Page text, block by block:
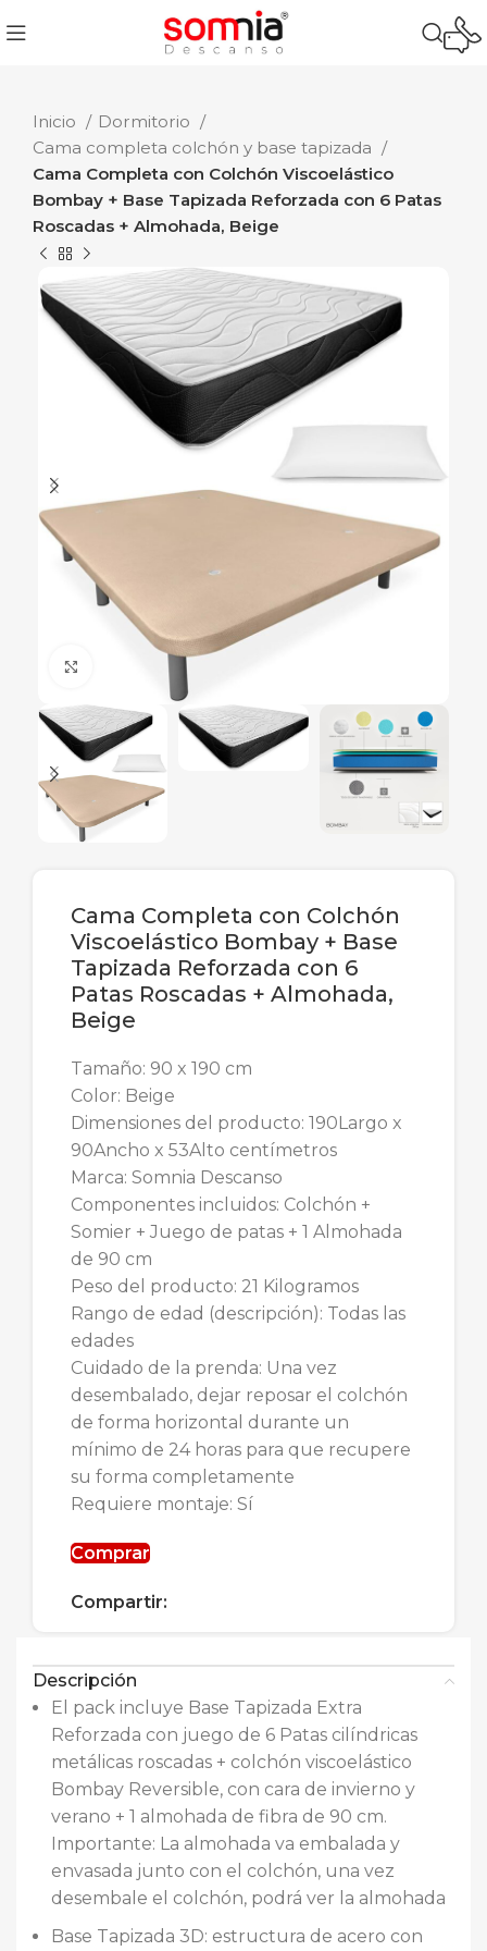
Inicio
Dormitorio
Cama completa colchón y base tapizada
Cama Completa con Colchón Viscoelástico
Bombay + Base Tapizada Reforzada con 6 Patas
Roscadas + Almohada, Beige
Cama Completa con Colchón
Viscoelástico Bombay + Base
Tapizada Reforzada con 6
Patas Roscadas + Almohada,
Beige
Tamaño: 90 x 190 cm
Color: Beige
Dimensiones del producto: 190Largo x
90Ancho x 53Alto centímetros
Marca: Somnia Descanso
Componentes incluidos: Colchón +
Somier + Juego de patas + 1 Almohada
de 90 cm
Peso del producto: 21 Kilogramos
Rango de edad (descripción): Todas las
edades
Cuidado de la prenda: Una vez
desembalado, dejar reposar el colchón
de forma horizontal durante un
mínimo de 24 horas para que recupere
su forma completamente
Requiere montaje: Sí
Comprar
Compartir:
Descripción
El pack incluye Base Tapizada Extra
Reforzada con juego de 6 Patas cilíndricas
metálicas roscadas + colchón viscoelástico
Bombay Reversible, con cara de invierno y
verano + 1 almohada de fibra de 90 cm.
Importante: La almohada va embalada y
envasada junto con el colchón, una vez
desembale el colchón, podrá ver la almohada
Base Tapizada 3D: estructura de acero con